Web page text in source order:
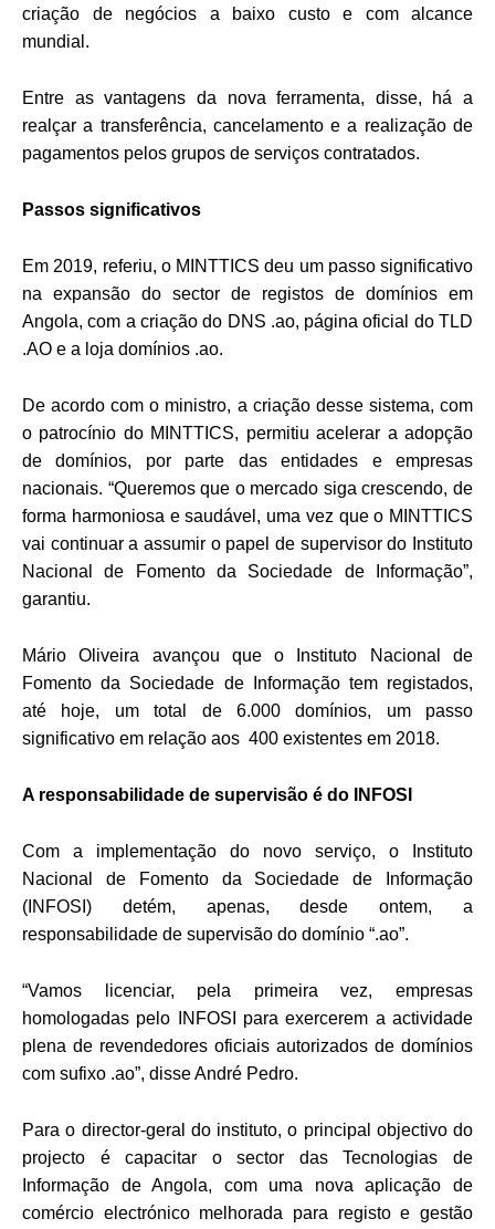
criação de negócios a baixo custo e com alcance
mundial.
Entre as vantagens da nova ferramenta, disse, há a
realçar a transferência, cancelamento e a realização de
pagamentos pelos grupos de serviços contratados.
Passos significativos
Em 2019, referiu, o MINTTICS deu um passo significativo
na expansão do sector de registos de domínios em
Angola, com a criação do DNS .ao, página oficial do TLD
.AO e a loja domínios .ao.
De acordo com o ministro, a criação desse sistema, com
o patrocínio do MINTTICS, permitiu acelerar a adopção
de domínios, por parte das entidades e empresas
nacionais. “Queremos que o mercado siga crescendo, de
forma harmoniosa e saudável, uma vez que o MINTTICS
vai continuar a assumir o papel de supervisor do Instituto
Nacional de Fomento da Sociedade de Informação”,
garantiu.
Mário Oliveira avançou que o Instituto Nacional de
Fomento da Sociedade de Informação tem registados,
até hoje, um total de 6.000 domínios, um passo
significativo em relação aos 400 existentes em 2018.
A responsabilidade de supervisão é do INFOSI
Com a implementação do novo serviço, o Instituto
Nacional de Fomento da Sociedade de Informação
(INFOSI) detém, apenas, desde ontem, a
responsabilidade de supervisão do domínio “.ao”.
“Vamos licenciar, pela primeira vez, empresas
homologadas pelo INFOSI para exercerem a actividade
plena de revendedores oficiais autorizados de domínios
com sufixo .ao”, disse André Pedro.
Para o director-geral do instituto, o principal objectivo do
projecto é capacitar o sector das Tecnologias de
Informação de Angola, com uma nova aplicação de
comércio electrónico melhorada para registo e gestão